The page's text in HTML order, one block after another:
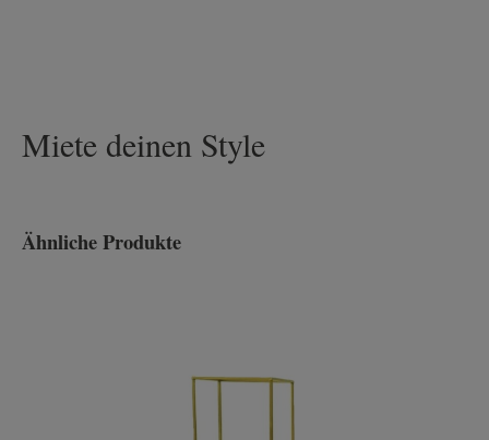
Miete deinen Style
Produktgalerie überspringen
Ähnliche Produkte